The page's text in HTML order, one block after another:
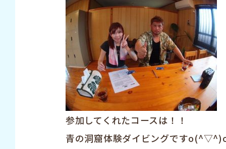
参加してくれたコースは！！
青の洞窟体験ダイビングです